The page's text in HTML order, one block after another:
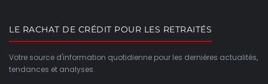
LE RACHAT DE CRÉDIT POUR LES RETRAITÉS
Votre source d'information quotidienne pour les dernières actualités,
tendances et analyses.